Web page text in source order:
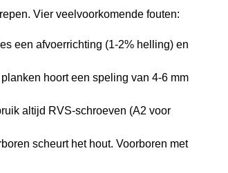
Vier veelvoorkomende fouten:
een afvoerrichting (1-2% helling) en
hoort een speling van 4-6 mm
altijd RVS-schroeven (A2 voor
scheurt het hout. Voorboren met